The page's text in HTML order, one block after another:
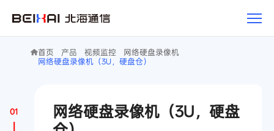
首页 产品 视频监控
网络硬盘录像机
网络硬盘录像机（3U，硬盘仓）
网络硬盘录像机（3U，硬盘
01